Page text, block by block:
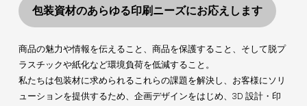
包装資材のあらゆる印刷ニーズにお応えします
商品の魅力や情報を伝えること、商品を保護すること、そして脱プ
ラスチックや紙化など環境負荷を低減すること。
私たちは包装材に求められるこれらの課題を解決し、お客様にソリ
ューションを提供するため、企画デザインをはじめ、3D 設計・印